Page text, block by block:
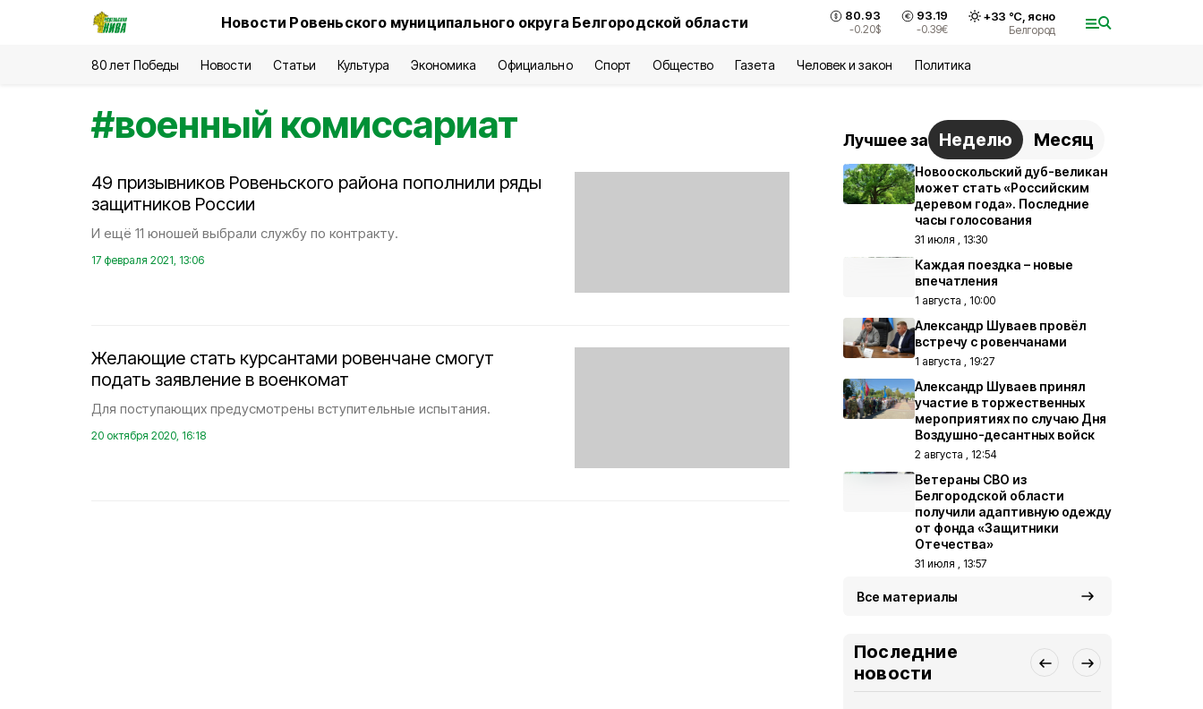
Новости Ровеньского муниципального округа Белгородской области 80.93
-0.20$
93.19
-0.39€
+33 °С, ясно
Белгород
80 лет Победы Новости Статьи Культура Экономика Официально Спорт Общество Газета Человек и закон Политика
#военный комиссариат
49 призывников Ровеньского района пополнили ряды
защитников России
И ещё 11 юношей выбрали службу по контракту.
17 февраля 2021, 13:06
Желающие стать курсантами ровенчане смогут
подать заявление в военкомат
Для поступающих предусмотрены вступительные испытания.
20 октября 2020, 16:18
Лучшее за Неделю Месяц
Новооскольский дуб-великан
может стать «Российским
деревом года». Последние
часы голосования
31 июля , 13:30
Каждая поездка – новые
впечатления
1 августа , 10:00
Александр Шуваев провёл
встречу с ровенчанами
1 августа , 19:27
Александр Шуваев принял
участие в торжественных
мероприятиях по случаю Дня
Воздушно-десантных войск
2 августа , 12:54
Ветераны СВО из
Белгородской области
получили адаптивную одежду
от фонда «Защитники
Отечества»
31 июля , 13:57
Все материалы
Последние
новости